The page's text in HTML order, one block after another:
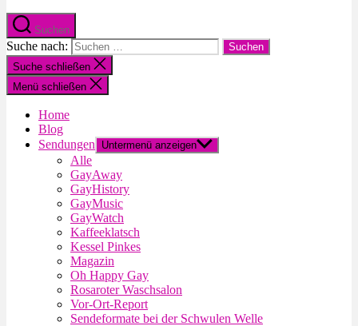
Suchen
Suche nach:
Suche schließen
Menü schließen
Home
Blog
Sendungen
Untermenü anzeigen
Alle
GayAway
GayHistory
GayMusic
GayWatch
Kaffeeklatsch
Kessel Pinkes
Magazin
Oh Happy Gay
Rosaroter Waschsalon
Vor-Ort-Report
Sendeformate bei der Schwulen Welle